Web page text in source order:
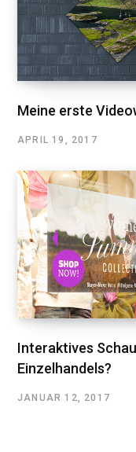
Meine erste
APRIL 19, 2017
Interaktives
Einzelhandels?
JANUAR 12, 2017